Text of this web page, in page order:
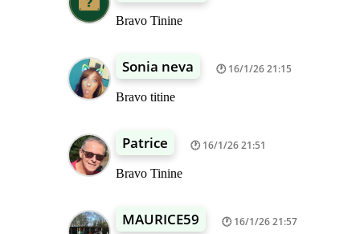
Bravo Tinine
Sonia neva 16/1/26 21:15
Bravo titine
Patrice 16/1/26 21:51
Bravo Tinine
MAURICE59 16/1/26 21:57